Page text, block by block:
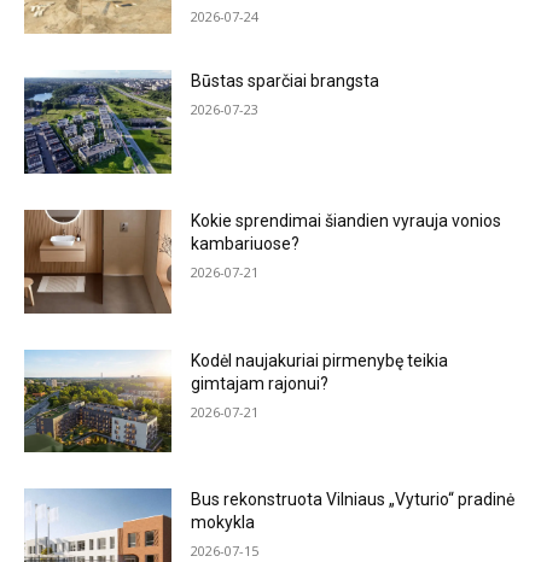
2026-07-24
Būstas sparčiai brangsta
2026-07-23
Kokie sprendimai šiandien vyrauja vonios
kambariuose?
2026-07-21
Kodėl naujakuriai pirmenybę teikia
gimtajam rajonui?
2026-07-21
Bus rekonstruota Vilniaus „Vyturio“ pradinė
mokykla
2026-07-15